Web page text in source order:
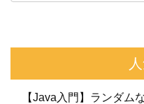
【Java入門】ランダム